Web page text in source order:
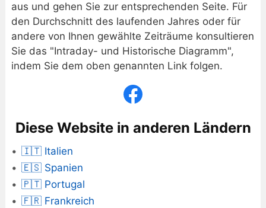
aus und gehen Sie zur entsprechenden Seite. Für
den Durchschnitt des laufenden Jahres oder für
andere von Ihnen gewählte Zeiträume konsultieren
Sie das "Intraday- und Historische Diagramm",
indem Sie dem oben genannten Link folgen.
Diese Website in anderen Ländern
🇮🇹 Italien
🇪🇸 Spanien
🇵🇹 Portugal
🇫🇷 Frankreich